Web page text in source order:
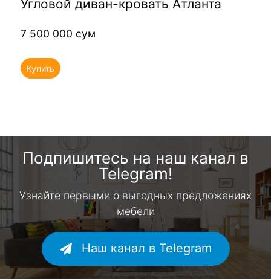
Угловой диван-кровать Атланта
7 500 000 сум
Купить
Подпишитесь на наш канал в
Telegram!
Узнайте первыми о выгодных предложениях
мебели
Наш канал в Telegram